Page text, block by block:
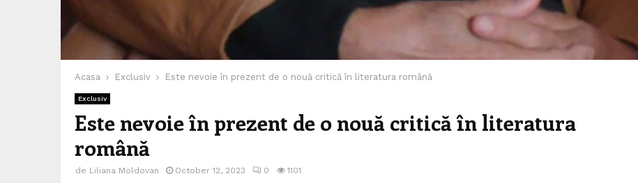
Acasa Exclusiv Este nevoie în prezent de o nouă critică în literatura română
Exclusiv
Este nevoie în prezent de o nouă critică în literatura
română
de Liliana Moldovan October 12, 2023 0 1101